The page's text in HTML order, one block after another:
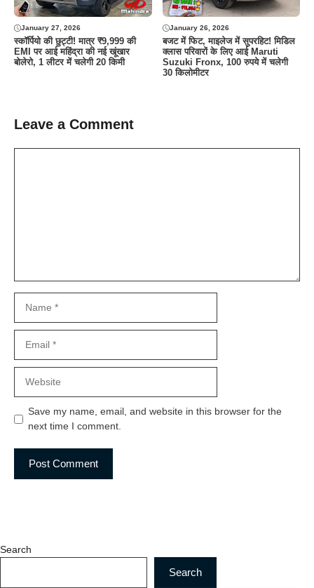
January 27, 2026
स्कॉर्पियो की छुट्टी! मात्र ₹9,999 की
EMI पर आई महिंद्रा की नई खूंखार
बोलेरो, 1 लीटर में चलेगी 20 किमी
January 26, 2026
बजट में फिट, माइलेज में सुपरहिट! मिडिल
क्लास परिवारों के लिए आई Maruti
Suzuki Fronx, 100 रुपये में चलेगी
30 किलोमीटर
Leave a Comment
Save my name, email, and website in this browser for the
next time I comment.
Search
Search